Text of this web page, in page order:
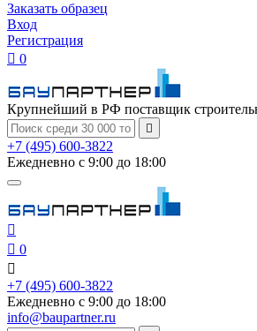
Заказать образец
Вход
Регистрация
 0
Крупнейший в РФ поставщик

+7 (495) 600-3822
Ежедневно с 9:00 до 18:00

 0

+7 (495) 600-3822
Ежедневно с 9:00 до 18:00
info@baupartner.ru